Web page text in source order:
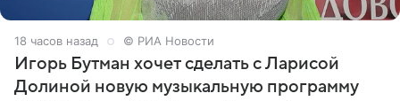
18 часов назад © РИА Новости
Игорь Бутман хочет сделать с Ларисой
Долиной новую музыкальную программу